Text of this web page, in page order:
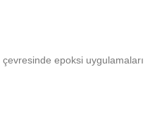
çevresinde epoksi uygulamaları